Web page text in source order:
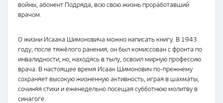
войны, абонент Подряда, всю свою жизнь проработавший
врачом.
О жизни Исаака Шимоновича можно написать книгу. В 1943
году, после тяжёлого ранения, он был комиссован с фронта по
инвалидности, но, находясь в тылу, освоил мирную профессию
врача. В настоящее время Исаак Шимонович по-прежнему
сохраняет высокую жизненную активность, играя в шахматы,
сочиняя стихи и еженедельно посещая субботнюю молитву в
синагоге.